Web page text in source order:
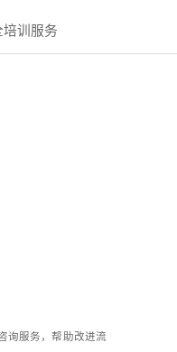
培训服务
询服务，帮助改进流